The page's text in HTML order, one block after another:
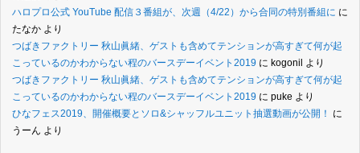
ハロプロ公式 YouTube 配信３番組が、次週（4/22）から合同の特別番組に に
たなか より
つばきファクトリー 秋山眞緒、ゲストも含めてテンションが高すぎて何が起
こっているのかわからない程のバースデーイベント2019 に kogonil より
つばきファクトリー 秋山眞緒、ゲストも含めてテンションが高すぎて何が起
こっているのかわからない程のバースデーイベント2019 に puke より
ひなフェス2019、開催概要とソロ&シャッフルユニット抽選動画が公開！
に
うーん より